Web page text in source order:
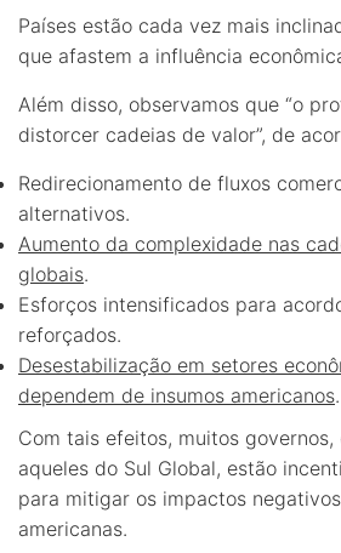
Países estão cada vez mais
que afastem a influência
Além disso, observamos que “o
distorcer cadeias de valor”, de
Redirecionamento de fluxos
alternativos.
Aumento da complexidade nas
globais.
Esforços intensificados para
reforçados.
Desestabilização em setores
dependem de insumos americanos.
Com tais efeitos, muitos
aqueles do Sul Global, estão
para mitigar os impactos
americanas.